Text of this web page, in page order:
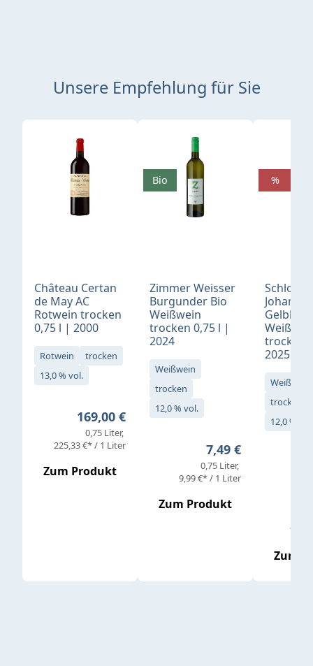
Unsere Empfehlung für Sie
Produktgalerie überspringen
Château Certan
de May AC
Rotwein trocken
0,75 l | 2000
Rotwein
trocken
13,0 % vol.
Regulärer Preis:
169,00 €
0,75 Liter
225,33 €* / 1 Liter
Zum Produkt
Zimmer Weisser
Burgunder Bio
Weißwein
trocken 0,75 l |
2024
Weißwein
trocken
12,0 % vol.
Regulärer Preis:
7,49 €
0,75 Liter
9,99 €* / 1 Liter
Zum Produkt
Bio
Schloß
Gelblack
trocken
2025
Weißwein
trocken
12,0 % vol.
Zum
%